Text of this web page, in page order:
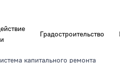
Градостроительство
капитального ремонта